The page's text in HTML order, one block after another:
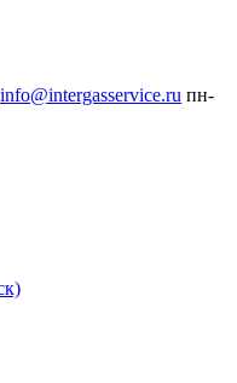
info@intergasservice.ru пн-